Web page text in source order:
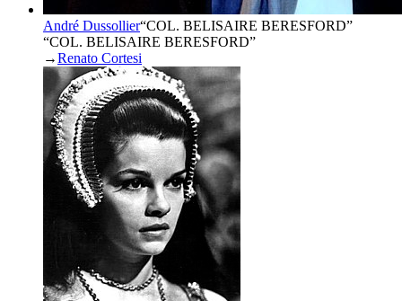
André Dussollier“COL. BELISAIRE BERESFORD”
“COL. BELISAIRE BERESFORD”
→Renato Cortesi